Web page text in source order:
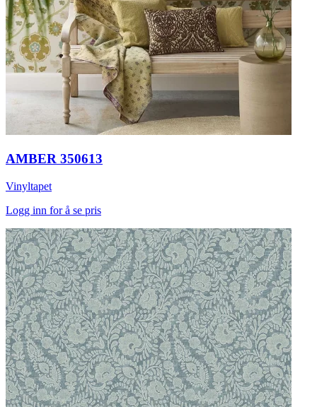
AMBER 350613
Vinyltapet
Logg inn for å se pris